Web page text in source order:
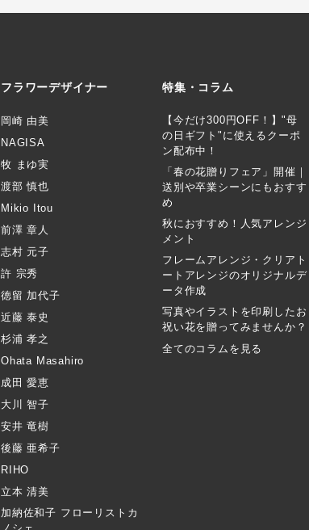
フラワーデザイナー
岡崎 由美
NAGISA
牧 まゆ実
渡部 慎也
Mikio Itou
前澤 章人
志村 元子
許 宗秀
徳留 加代子
近藤 泰史
杉浦 孝之
Ohata Masahiro
成田 愛恵
大川 智子
安井 竜樹
後藤 亜希子
RIHO
立本 清美
加納佐和子 フローリストカ
特集・コラム
【今だけ300円OFF！】"母
の日ギフト"に使えるクーポ
ン配布中！
「春の花贈りフェア」開催｜
送別や卒業シーンにもおすす
め
秋におすすめ！人気アレンジ
メント
フレームアレンジ・クリアト
ートアレンジのオリジナルデ
ータ作成
写真やイラストを印刷したお
祝い花を贈ってみませんか？
全てのコラムを見る